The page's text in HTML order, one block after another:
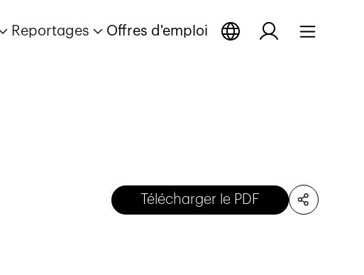
Reportages Offres d'emploi
Télécharger le PDF